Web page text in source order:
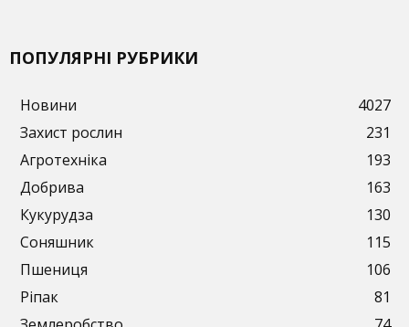
ПОПУЛЯРНІ РУБРИКИ
Новини
4027
Захист рослин
231
Агротехніка
193
Добрива
163
Кукурудза
130
Соняшник
115
Пшениця
106
Ріпак
81